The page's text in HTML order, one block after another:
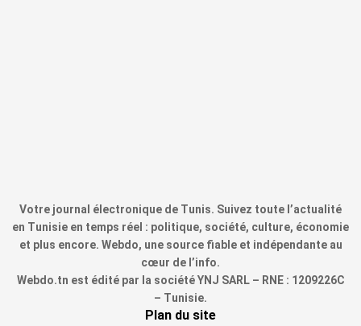
Votre journal électronique de Tunis. Suivez toute l’actualité
en Tunisie en temps réel : politique, société, culture, économie
et plus encore. Webdo, une source fiable et indépendante au
cœur de l’info.
Webdo.tn est édité par la société YNJ SARL – RNE : 1209226C
– Tunisie.
Plan du site